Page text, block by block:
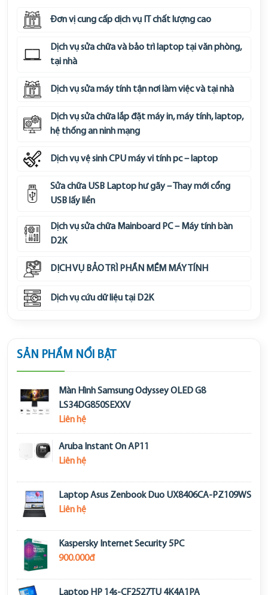
Đơn vị cung cấp dịch vụ IT chất lượng cao
Dịch vụ sửa chữa và bảo trì laptop tại văn phòng,
tại nhà
Dịch vụ sửa máy tính tận nơi làm việc và tại nhà
Dịch vụ sửa chữa lắp đặt máy in, máy tính, laptop,
hệ thống an ninh mạng
Dịch vụ vệ sinh CPU máy vi tính pc – laptop
Sửa chữa USB Laptop hư gãy – Thay mới cổng
USB lấy liền
Dịch vụ sửa chữa Mainboard PC – Máy tính bàn
D2K
DỊCH VỤ BẢO TRÌ PHẦN MỀM MÁY TÍNH
Dịch vụ cứu dữ liệu tại D2K
SẢN PHẨM NỔI BẬT
Màn Hình Samsung Odyssey OLED G8
LS34DG850SEXXV
Liên hệ
Aruba Instant On AP11
Liên hệ
Laptop Asus Zenbook Duo UX8406CA-PZ109WS
Liên hệ
Kaspersky Internet Security 5PC
900.000đ
Laptop HP 14s-CF2527TU 4K4A1PA